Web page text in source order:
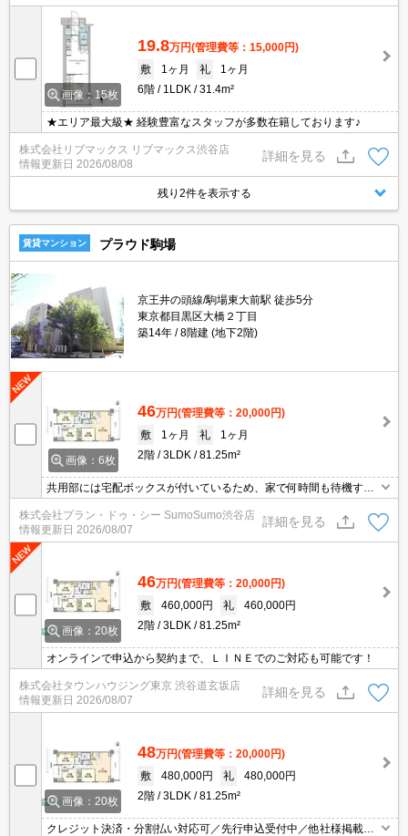
画像：15枚
19.8万円(管理費等：15,000円)
敷
1ヶ月 礼
1ヶ月
6階
1LDK 31.4m²
★エリア最大級★ 経験豊富なスタッフが多数在籍しております♪
株式会社リブマックス リブマックス渋谷店
情報更新日 2026/08/08
詳細を見る
残り2件を表示する
賃貸マンション プラウド駒場
京王井の頭線/駒場東大前駅 徒歩5分
東京都目黒区大橋２丁目
築14年
8階建 (地下2階)
画像：6枚
46万円(管理費等：20,000円)
敷
1ヶ月 礼
1ヶ月
2階
3LDK 81.25m²
共用部には宅配ボックスが付いているため、家で何時間も待機する
必要がありません。室内設備は洗面化粧台・浴室乾燥機・食器洗乾
燥機などが揃っているので、快適に過ごしやすいお部屋になりま
す。収納はシューズボックス・トランクルームなど豊富なので、
広々と空間を利用することも可能です。
株式会社プラン・ドゥ・シー SumoSumo渋谷店
情報更新日 2026/08/07
詳細を見る
画像：20枚
46万円(管理費等：20,000円)
敷
460,000円 礼
460,000円
2階
3LDK 81.25m²
オンラインで申込から契約まで、ＬＩＮＥでのご対応も可能です！
株式会社タウンハウジング東京 渋谷道玄坂店
情報更新日 2026/08/07
詳細を見る
画像：20枚
48万円(管理費等：20,000円)
敷
480,000円 礼
480,000円
2階
3LDK 81.25m²
クレジット決済・分割払い対応可／先行申込受付中／他社様掲載物